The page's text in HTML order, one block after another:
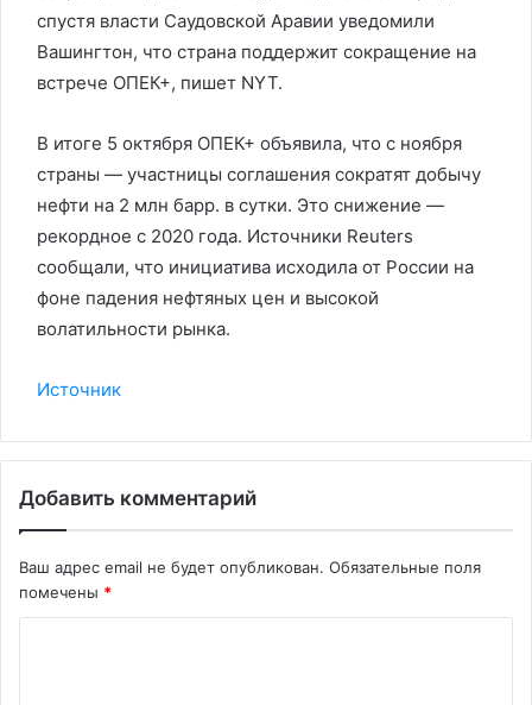
спустя власти Саудовской Аравии уведомили
Вашингтон, что страна поддержит сокращение на
встрече ОПЕК+, пишет NYT.
В итоге 5 октября ОПЕК+ объявила, что с ноября
страны — участницы соглашения сократят добычу
нефти на 2 млн барр. в сутки. Это снижение —
рекордное с 2020 года. Источники Reuters
сообщали, что инициатива исходила от России на
фоне падения нефтяных цен и высокой
волатильности рынка.
Источник
Добавить комментарий
Ваш адрес email не будет опубликован. Обязательные поля
помечены *